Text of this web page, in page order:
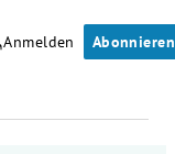
Anmelden Abonnieren